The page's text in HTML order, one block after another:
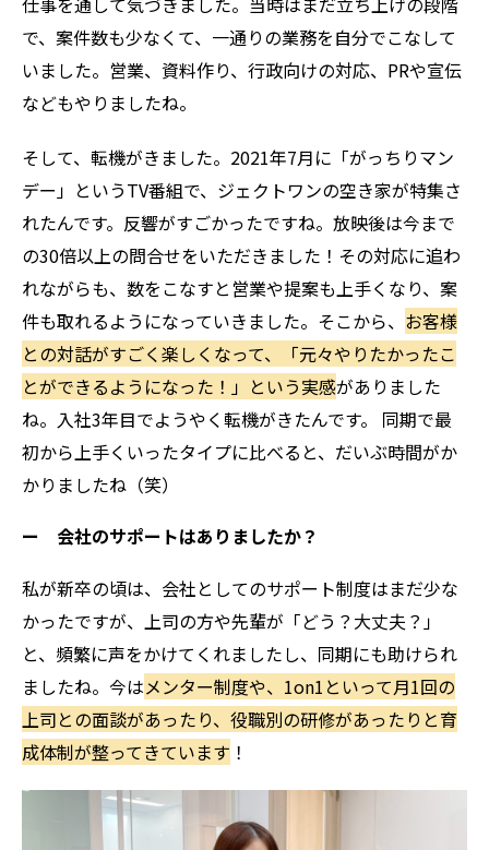
で、案件数も少なくて、一通りの業務を自分でこなして
いました。営業、資料作り、行政向けの対応、PRや宣伝
などもやりましたね。
そして、転機がきました。2021年7月に「がっちりマン
デー」というTV番組で、ジェクトワンの空き家が特集さ
れたんです。反響がすごかったですね。放映後は今まで
の30倍以上の問合せをいただきました！その対応に追わ
れながらも、数をこなすと営業や提案も上手くなり、案
件も取れるようになっていきました。そこから、 お客様
との対話がすごく楽しくなって、「元々やりたかったこ
とができるようになった！」という実感がありました
ね。入社3年目でようやく転機がきたんです。 同期で最
初から上手くいったタイプに比べると、だいぶ時間がか
かりましたね（笑）
ー 会社のサポートはありましたか？
私が新卒の頃は、会社としてのサポート制度はまだ少な
かったですが、上司の方や先輩が「どう？大丈夫？」
と、頻繁に声をかけてくれましたし、同期にも助けられ
ましたね。今はメンター制度や、1on1といって月1回の
上司との面談があったり、役職別の研修があったりと育
成体制が整ってきています ！